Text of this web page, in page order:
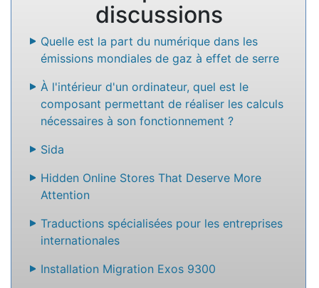
discussions
Quelle est la part du numérique dans les
émissions mondiales de gaz à effet de serre
À l'intérieur d'un ordinateur, quel est le
composant permettant de réaliser les calculs
nécessaires à son fonctionnement ?
Sida
Hidden Online Stores That Deserve More
Attention
Traductions spécialisées pour les entreprises
internationales
Installation Migration Exos 9300